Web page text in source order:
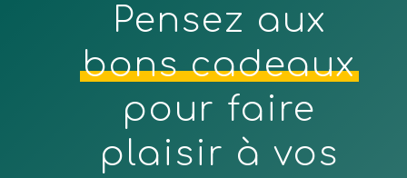
Pensez aux
bons cadeaux
pour faire
plaisir à vos